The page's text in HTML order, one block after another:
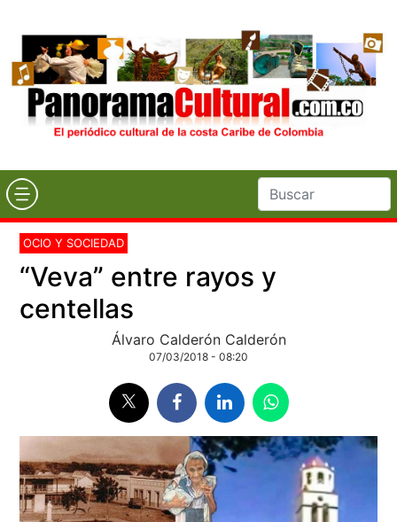
OCIO Y SOCIEDAD
“Veva” entre rayos y
centellas
Álvaro Calderón Calderón
07/03/2018 - 08:20